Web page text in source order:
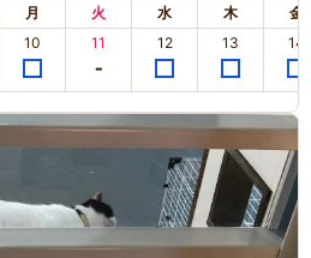
月 火 水 木 金
10 11 12 13 14